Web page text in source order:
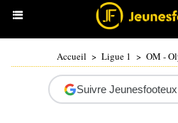
Accueil > Ligue 1 > OM -
Suivre